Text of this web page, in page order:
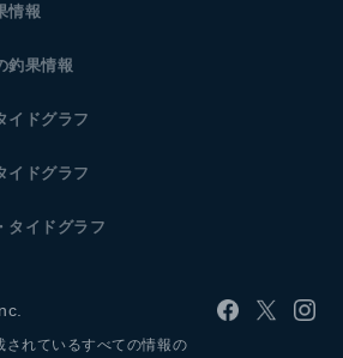
情報
釣果情報
イドグラフ
イドグラフ
タイドグラフ
れているすべての情報の